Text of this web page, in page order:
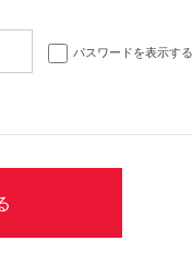
パスワードを表示する